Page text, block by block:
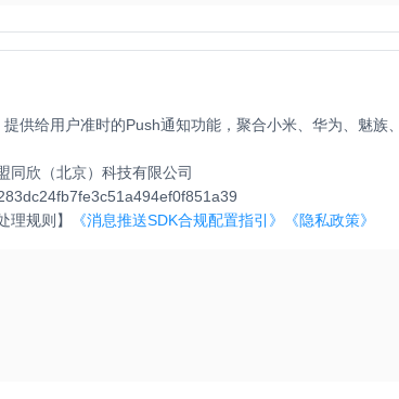
供给用户准时的Push通知功能，聚合小米、华为、魅族
同欣（北京）科技有限公司
理规则】 《消息推送SDK合规配置指引》 《隐私政策》